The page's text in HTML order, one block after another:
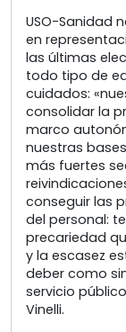
USO-Sanidad
en
las últimas
todo tipo de
cuidados:
consolidar la
marco
nuestras
más fuertes
conseguir las
del personal:
precariedad
y la escasez
deber como
servicio
Vinelli.